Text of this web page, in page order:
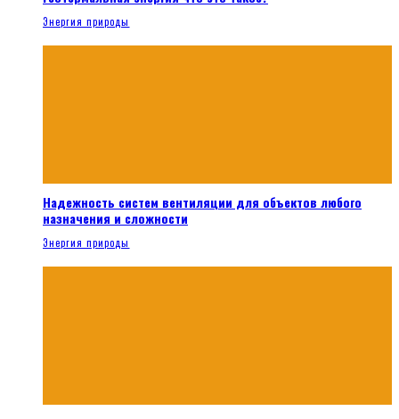
Энергия природы
Надежность систем вентиляции для объектов любого
назначения и сложности
Энергия природы